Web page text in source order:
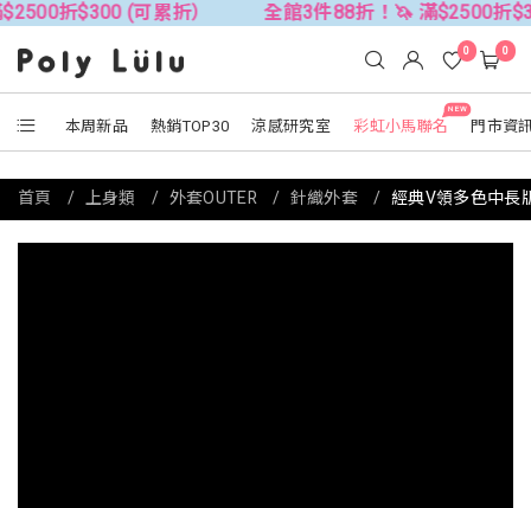
(可累折） 全館3件88折！🦄 滿$2500折$300 (可累折
本周新品 熱銷TOP30 涼感研究室
NEW
彩虹小馬聯名 門市資
0 0
首頁 上身類 外套OUTER 針織外套 經典V領多色中長